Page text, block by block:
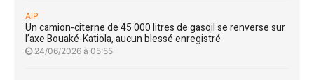
AIP
Un camion-citerne de 45 000 litres de gasoil se renverse sur
l’axe Bouaké-Katiola, aucun blessé enregistré
24/06/2026 à 05:55